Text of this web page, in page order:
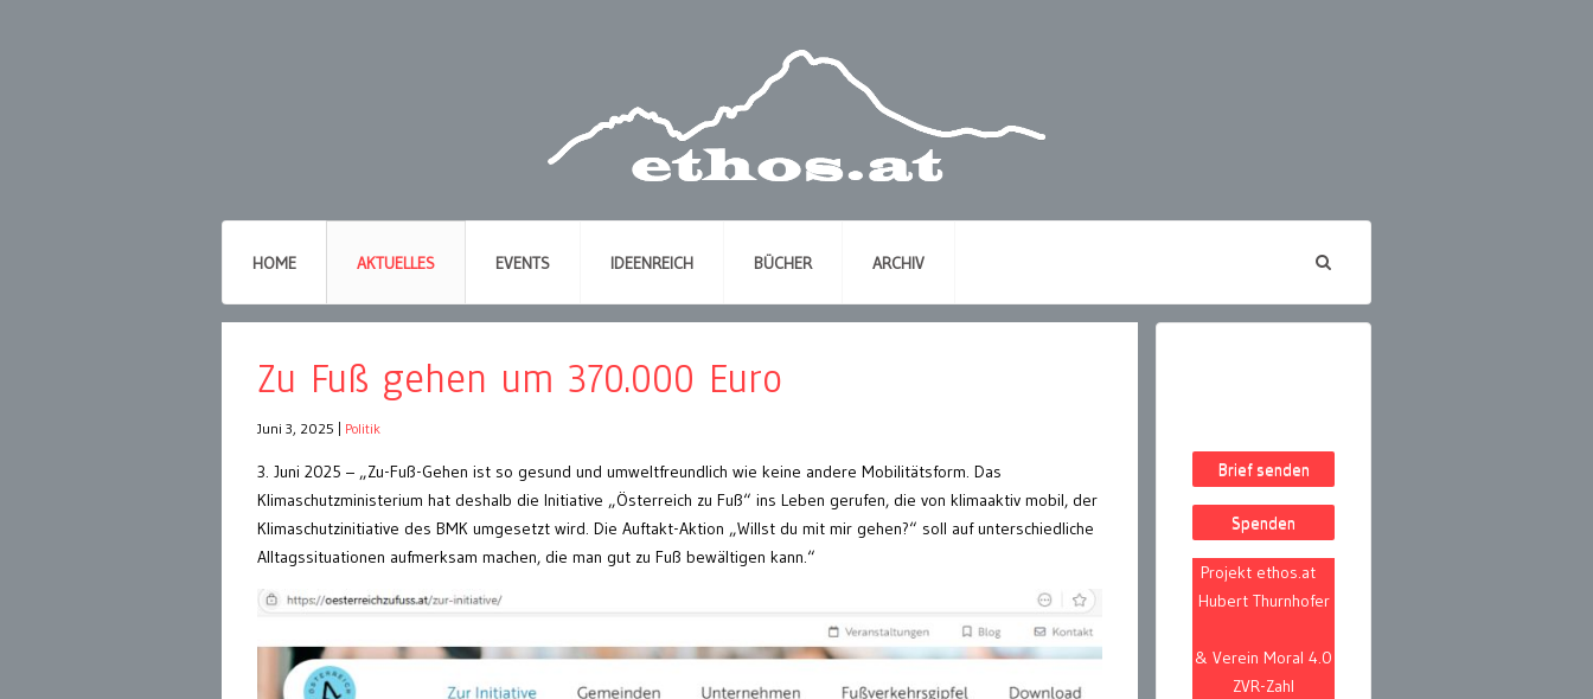
HOME AKTUELLES EVENTS IDEENREICH BÜCHER ARCHIV
Zu Fuß gehen um 370.000 Euro
Juni 3, 2025 Politik
3. Juni 2025 – „Zu-Fuß-Gehen ist so gesund und umweltfreundlich wie keine andere Mobilitätsform. Das
Klimaschutzministerium hat deshalb die Initiative „Österreich zu Fuß“ ins Leben gerufen, die von klimaaktiv mobil, der
Klimaschutzinitiative des BMK umgesetzt wird. Die Auftakt-Aktion „Willst du mit mir gehen?“ soll auf unterschiedliche
Alltagssituationen aufmerksam machen, die man gut zu Fuß bewältigen kann.“
Brief senden
Spenden
Projekt ethos.at
Hubert Thurnhofer
& Verein Moral 4.0
ZVR-Zahl